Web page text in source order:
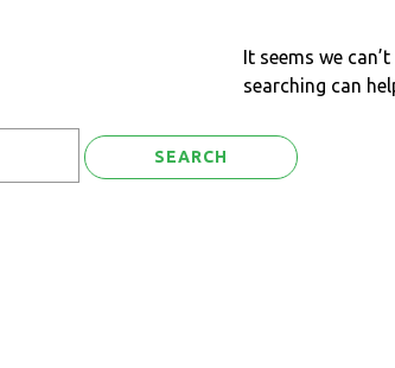
It seems we
searching can